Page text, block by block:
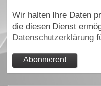
Wir halten Ihre Daten
die diesen Dienst
Datenschutzerklärung